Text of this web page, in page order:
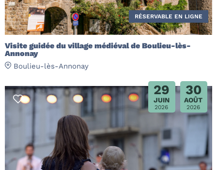
Visite guidée du village médiéval de Boulieu-lès-
Annonay
Boulieu-lès-Annonay
RÉSERVABLE EN LIGNE
29
JUIN
2026
30
AOÛT
2026